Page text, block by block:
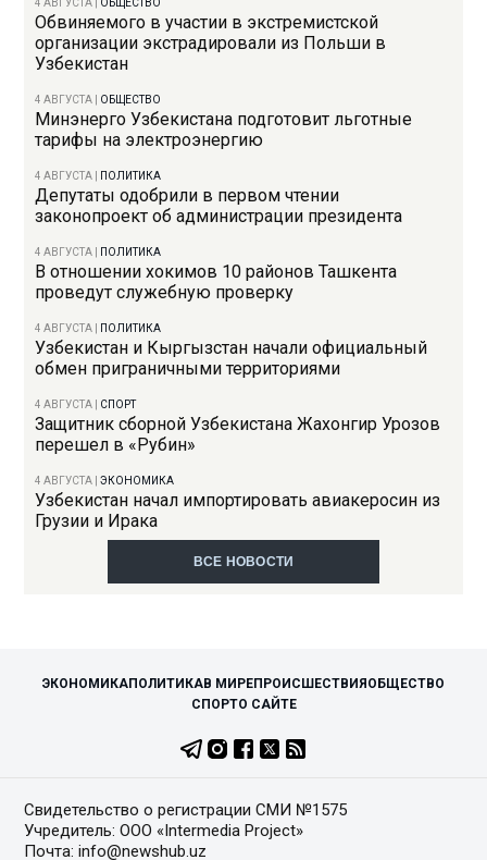
Обвиняемого в участии в экстремистской
организации экстрадировали из Польши в
Узбекистан
4 АВГУСТА ОБЩЕСТВО
Минэнерго Узбекистана подготовит льготные
тарифы на электроэнергию
4 АВГУСТА ПОЛИТИКА
Депутаты одобрили в первом чтении
законопроект об администрации президента
4 АВГУСТА ПОЛИТИКА
В отношении хокимов 10 районов Ташкента
проведут служебную проверку
4 АВГУСТА ПОЛИТИКА
Узбекистан и Кыргызстан начали официальный
обмен приграничными территориями
4 АВГУСТА СПОРТ
Защитник сборной Узбекистана Жахонгир Урозов
перешел в «Рубин»
4 АВГУСТА |ЭКОНОМИКА
Узбекистан начал импортировать авиакеросин из
Грузии и Ирака
ВСЕ НОВОСТИ
ЭКОНОМИКАПОЛИТИКАВ МИРЕПРОИСШЕСТВИЯОБЩЕСТВО
СПОРТО САЙТЕ
Свидетельство о регистрации СМИ №1575
Учредитель: ООО «Intermedia Project»
Почта: info@newshub.uz